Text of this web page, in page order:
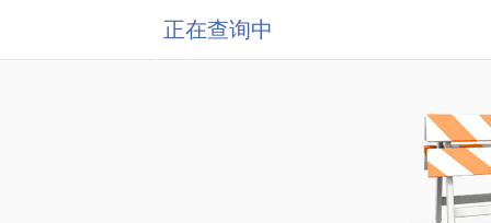
正在查询中